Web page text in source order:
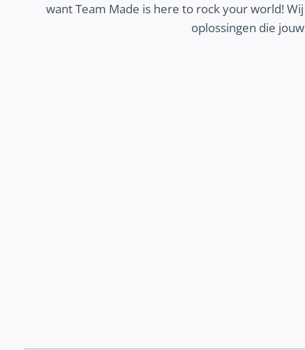
want Team Made is here to rock your world!
oplossingen die